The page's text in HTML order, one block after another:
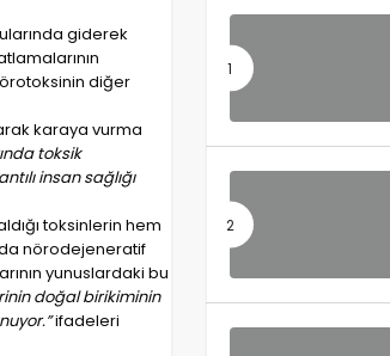
giderek
diğer
karaya vurma
toksik
insan sağlığı
toksinlerin hem
nörodejeneratif
yunuslardaki bu
doğal birikiminin
ifadeleri